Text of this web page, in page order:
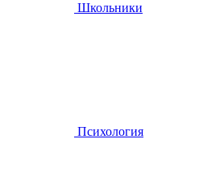
Школьники
Психология